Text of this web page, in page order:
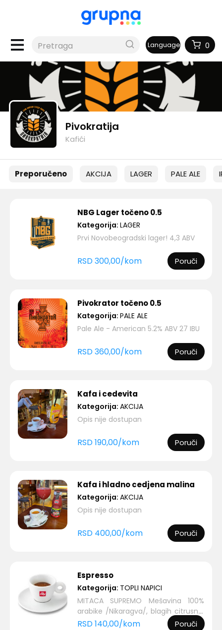
Language 0
Pivokratija
Kafići
Preporučeno AKCIJA LAGER PALE ALE
NBG Lager točeno 0.5
Kategorija: LAGER
Prvi Novobeogradski lager! 4,3 ABV
RSD300,00/kom Poruči
Pivokrator točeno 0.5
Kategorija: PALE ALE
Pale Ale - American 5.2% ABV 27 IBU
RSD360,00/kom Poruči
Kafa i cedevita
Kategorija: AKCIJA
Opis nije dostupan
RSD190,00/kom Poruči
Kafa i hladno cedjena malina
Kategorija: AKCIJA
Opis nije dostupan
RSD 400,00/kom Poruči
Espresso
Kategorija: TOPLI NAPICI
MITACA SUPREMO Mešavina 100%
arabike /Nikaragva/, blagih citrusnih
nota za sva čula, jaka ...
RSD140,00/kom Poruči